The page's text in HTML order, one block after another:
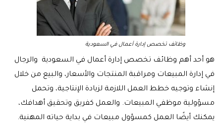
وظائف تخصص إدارة أعمال في السعودية
هو أحد أهم وظائف تخصص إدارة أعمال في السعودية والرجال
في إدارة المبيعات ومراقبة المنتجات والأسعار، والبيع من خلال
إنشاء وتوجيه خطط العمل اللازمة لزيادة الإنتاجية، وتحمل
مسؤولية موظفي المبيعات. والعمل كفريق وتحقيق أهدافك،
يمكنك أيضًا العمل كمسؤول مبيعات في بداية حياته المهنية.